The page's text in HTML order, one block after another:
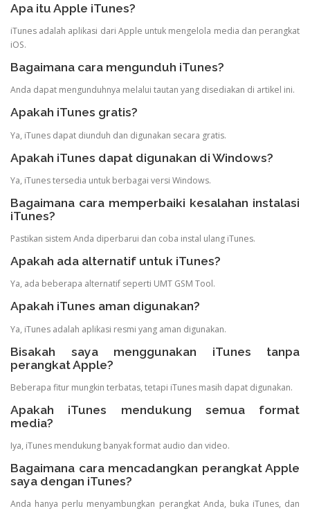
Apa itu Apple iTunes?
iTunes adalah aplikasi dari Apple untuk mengelola media dan perangkat
iOS.
Bagaimana cara mengunduh iTunes?
Anda dapat mengunduhnya melalui tautan yang disediakan di artikel ini.
Apakah iTunes gratis?
Ya, iTunes dapat diunduh dan digunakan secara gratis.
Apakah iTunes dapat digunakan di Windows?
Ya, iTunes tersedia untuk berbagai versi Windows.
Bagaimana cara memperbaiki kesalahan instalasi
iTunes?
Pastikan sistem Anda diperbarui dan coba instal ulang iTunes.
Apakah ada alternatif untuk iTunes?
Ya, ada beberapa alternatif seperti UMT GSM Tool.
Apakah iTunes aman digunakan?
Ya, iTunes adalah aplikasi resmi yang aman digunakan.
Bisakah saya menggunakan iTunes tanpa
perangkat Apple?
Beberapa fitur mungkin terbatas, tetapi iTunes masih dapat digunakan.
Apakah iTunes mendukung semua format
media?
Iya, iTunes mendukung banyak format audio dan video.
Bagaimana cara mencadangkan perangkat Apple
saya dengan iTunes?
Anda hanya perlu menyambungkan perangkat Anda, buka iTunes, dan